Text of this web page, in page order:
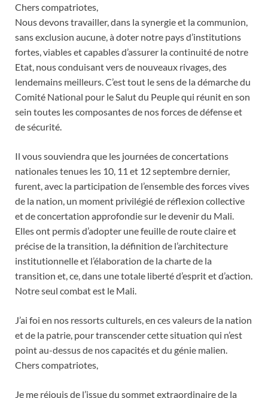
Chers compatriotes,
Nous devons travailler, dans la synergie et la communion,
sans exclusion aucune, à doter notre pays d’institutions
fortes, viables et capables d’assurer la continuité de notre
Etat, nous conduisant vers de nouveaux rivages, des
lendemains meilleurs. C’est tout le sens de la démarche du
Comité National pour le Salut du Peuple qui réunit en son
sein toutes les composantes de nos forces de défense et
de sécurité.
Il vous souviendra que les journées de concertations
nationales tenues les 10, 11 et 12 septembre dernier,
furent, avec la participation de l’ensemble des forces vives
de la nation, un moment privilégié de réflexion collective
et de concertation approfondie sur le devenir du Mali.
Elles ont permis d’adopter une feuille de route claire et
précise de la transition, la définition de l’architecture
institutionnelle et l’élaboration de la charte de la
transition et, ce, dans une totale liberté d’esprit et d’action.
Notre seul combat est le Mali.
J’ai foi en nos ressorts culturels, en ces valeurs de la nation
et de la patrie, pour transcender cette situation qui n’est
point au-dessus de nos capacités et du génie malien.
Chers compatriotes,
Je me réjouis de l’issue du sommet extraordinaire de la